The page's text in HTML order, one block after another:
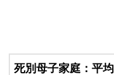
死別母子家庭：平